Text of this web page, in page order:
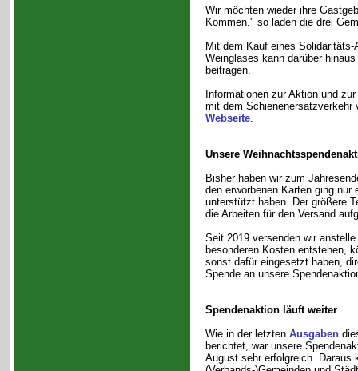
Wir möchten wieder ihre
Kommen." so laden die drei
Mit dem Kauf eines
Weinglases kann darüber
beitragen.
Informationen zur Aktion und
mit dem Schienenersatzverkehr
Webseite.
Unsere
Bisher haben wir zum
den erworbenen Karten ging
unterstützt haben. Der größere
die Arbeiten für den Versand
Seit 2019 versenden wir
besonderen Kosten entstehen,
sonst dafür eingesetzt haben,
Spende an unsere
Spendenaktion läuft weiter
Wie in der letzten Ausgaben
berichtet, war unsere
August sehr erfolgreich. Daraus